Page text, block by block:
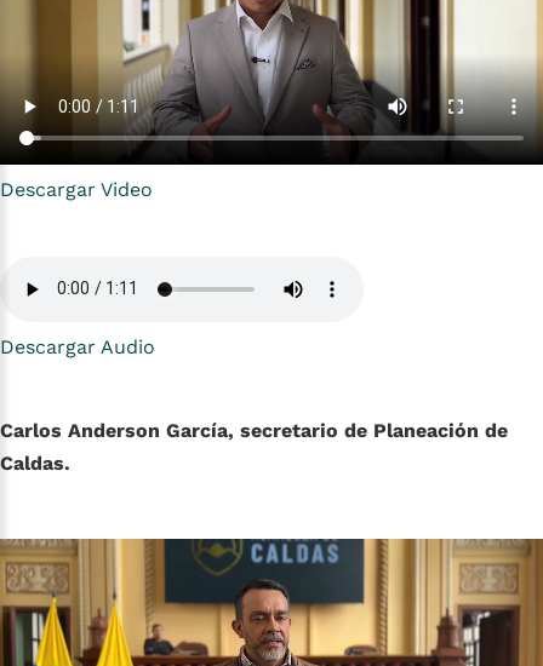
Descargar Video
Descargar Audio
Carlos Anderson García, secretario de Planeación de
Caldas.